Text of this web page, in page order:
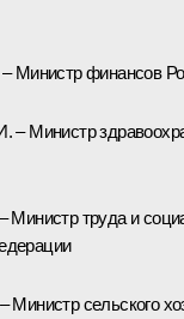
Министр финансов
– Министр
Министр труда и
сельского